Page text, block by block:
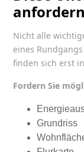
anfordern
Nicht alle
eines
finden sich erst
Fordern Sie
Grundriss